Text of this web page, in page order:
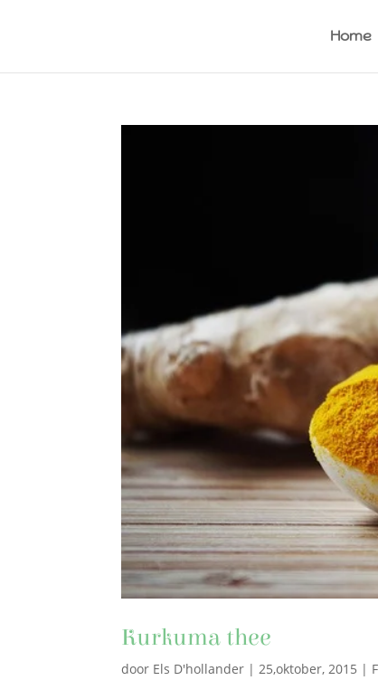
Home
Kurkuma thee
door Els D'hollander |25,oktober, 2015 |